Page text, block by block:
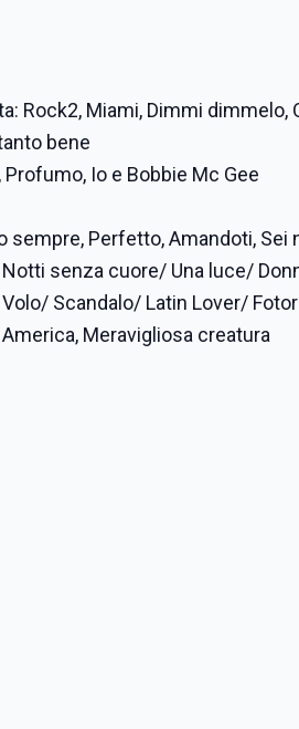
Rock2, Miami, Dimmi dimmelo,
bene
Profumo, Io e Bobbie Mc Gee
sempre, Perfetto, Amandoti, Sei
senza cuore/ Una luce/
Scandalo/ Latin Lover/
Meravigliosa creatura